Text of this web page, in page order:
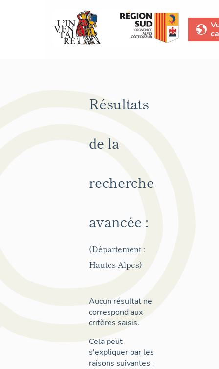
Résultats
de la
recherche
avancée :
(Département :
Hautes-Alpes)
Aucun résultat ne
correspond aux
critères saisis.
Cela peut
s'expliquer par les
raisons suivantes :